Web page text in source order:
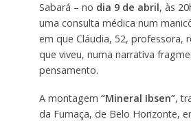
Sabará – no dia 9 de abril, às
uma consulta médica num
em que Cláudia, 52, professora,
que viveu, numa narrativa
pensamento.
A montagem “Mineral Ibsen”,
da Fumaça, de Belo Horizonte,